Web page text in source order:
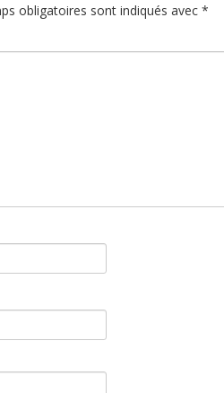
obligatoires sont indiqués avec *